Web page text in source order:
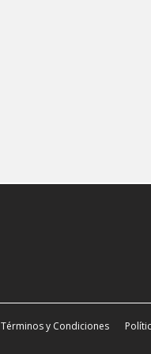
Términos y Condiciones